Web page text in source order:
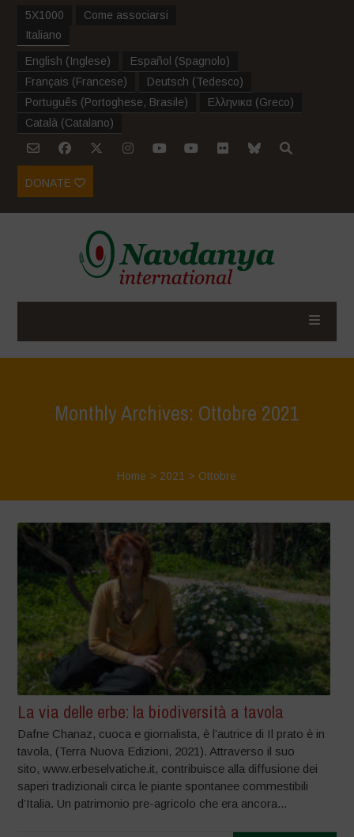
5X1000
Come associarsi
Italiano
English (Inglese) Español (Spagnolo)
Français (Francese) Deutsch (Tedesco)
Português (Portoghese, Brasile) Ελληνικα (Greco)
Català (Catalano)
DONATE
Monthly Archives: Ottobre 2021
Home > 2021 > Ottobre
La via delle erbe: la biodiversità a tavola
Dafne Chanaz, cuoca e giornalista, è l’autrice di Il prato è in
tavola, (Terra Nuova Edizioni, 2021). Attraverso il suo
sito, www.erbeselvatiche.it, contribuisce alla diffusione dei
saperi tradizionali circa le piante spontanee commestibili
d’Italia. Un patrimonio pre-agricolo che era ancora...